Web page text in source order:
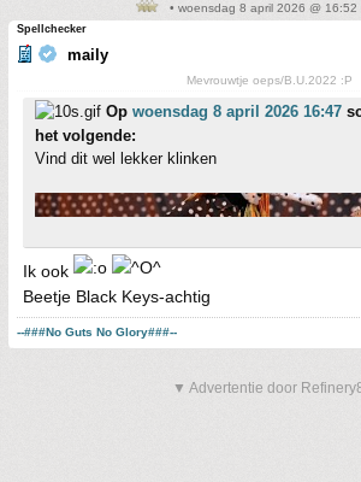
• woensdag 8 april 2026 @ 16:52
Spellchecker
maily
Mevrouwtje oeps/B.U.2022 :P
Op woensdag 8 april 2026 16:47
het volgende:
Vind dit wel lekker klinken
Ik ook
Beetje Black Keys-achtig
--###No Guts No Glory###--
▼ Advertentie door